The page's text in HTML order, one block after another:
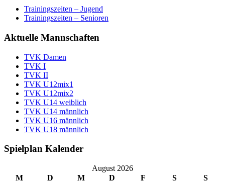
Trainingszeiten – Jugend
Trainingszeiten – Senioren
Aktuelle Mannschaften
TVK Damen
TVK I
TVK II
TVK U12mix1
TVK U12mix2
TVK U14 weiblich
TVK U14 männlich
TVK U16 männlich
TVK U18 männlich
Spielplan Kalender
August 2026
M
D M D F S S